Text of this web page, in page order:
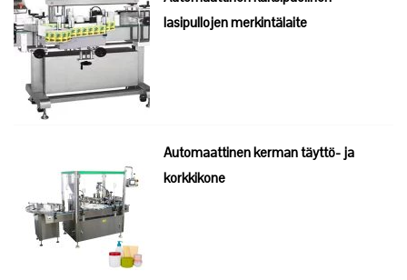
lasipullojen merkintälaite
Automaattinen kerman täyttö- ja
korkkikone